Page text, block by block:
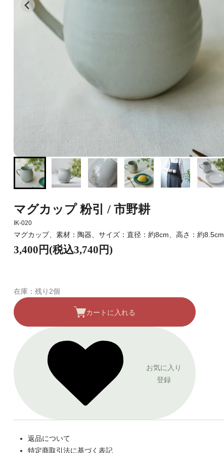
マグカップ 粉引 / 市野耕
IK-020
マグカップ、素材：陶器、サイズ：直径：約8cm、高さ：約8.5cm
3,400円(税込3,740円)
在庫：残り2個
カートに入れる
お気に入り
登録
返品について
特定商取引法に基づく表記